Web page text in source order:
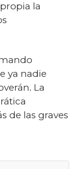
la
ya nadie
La
de las graves